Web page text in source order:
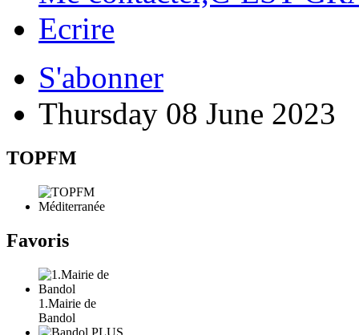
Ecrire
S'abonner
Thursday 08 June 2023
TOPFM
Favoris
1.Mairie de
Bandol